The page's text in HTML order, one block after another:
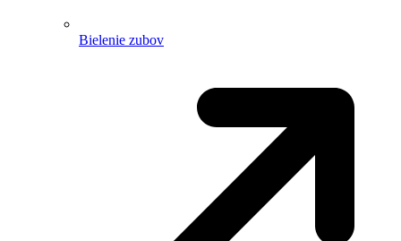
Bielenie zubov